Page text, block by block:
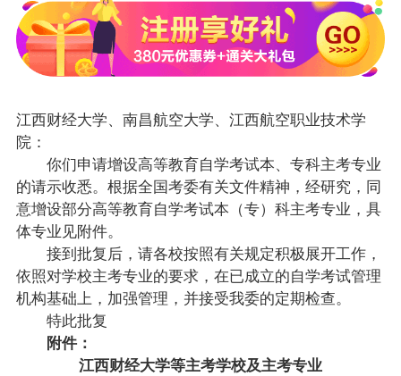
江西财经大学、南昌航空大学、江西航空职业技术学
院：
你们申请增设高等教育自学考试本、专科主考专业
的请示收悉。根据全国考委有关文件精神，经研究，同
意增设部分高等教育自学考试本（专）科主考专业，具
体专业见附件。
接到批复后，请各校按照有关规定积极展开工作，
依照对学校主考专业的要求，在已成立的自学考试管理
机构基础上，加强管理，并接受我委的定期检查。
特此批复
附件：
江西财经大学等主考学校及主考专业